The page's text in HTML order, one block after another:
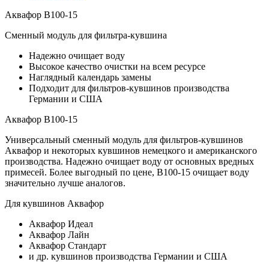
Аквафор B100-15
Сменный модуль для фильтра-кувшина
Надежно очищает воду
Высокое качество очистки на всем ресурсе
Наглядный календарь замены
Подходит для фильтров-кувшинов производства
Германии и США
Аквафор B100-15
Универсальный сменный модуль для фильтров-кувшинов
Аквафор и некоторых кувшинов немецкого и американского
производства. Надежно очищает воду от основных вредных
примесей. Более выгодный по цене, B100-15 очищает воду
значительно лучше аналогов.
Для кувшинов Аквафор
Аквафор Идеал
Аквафор Лайн
Аквафор Стандарт
и др. кувшинов производства Германии и США